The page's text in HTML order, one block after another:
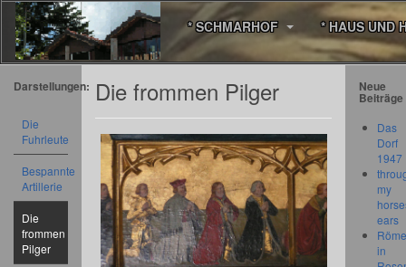
* SCHMARHOF * HAUS UND
Die frommen Pilger
Darstellungen:
Die
Fuhrleute
Bespannte
Artillerie
Die
frommen
Pilger
Neue
Beiträge
Das
Dorf
1947
my
ears
in